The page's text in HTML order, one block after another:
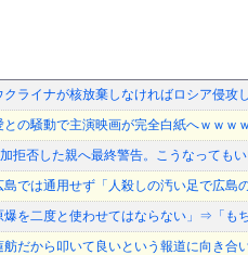
ライナが核放棄しなければロシア侵攻
の騒動で主演映画が完全白紙へｗｗｗ
拒否した親へ最終警告。こうなってもい
島では通用せず「人殺しの汚い足で広
爆を二度と使わせてはならない」⇒「も
舫だから叩いて良いという報道に向き合